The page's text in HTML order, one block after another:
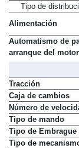
Tipo de
Alimentación
Automatismo de
arranque del
Tracción
Caja de cambios
Número de
Tipo de mando
Tipo de Embrague
Tipo de